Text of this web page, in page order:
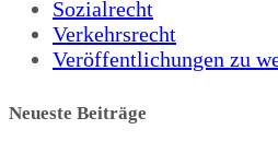
Sozialrecht
Verkehrsrecht
Veröffentlichungen zu
Neueste Beiträge